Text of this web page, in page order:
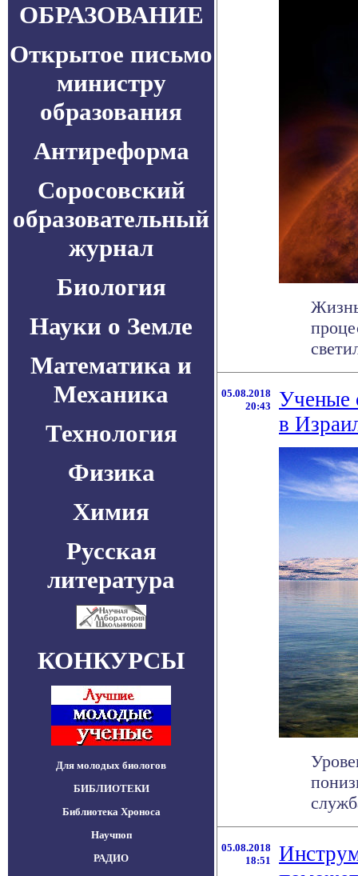
ОБРАЗОВАНИЕ
Открытое письмо
министру
образования
Антиреформа
Соросовский
образовательный
журнал
Биология
Науки о Земле
Математика и
Механика
Технология
Физика
Химия
Русская
литература
КОНКУРСЫ
Для молодых биологов
БИБЛИОТЕКИ
Библиотека Хроноса
Научпоп
РАДИО
05.08.2018
20:43
Ученые
в
05.08.2018
18:51